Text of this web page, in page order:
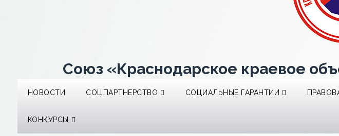
Союз «Краснодарское краевое
НОВОСТИ СОЦПАРТНЕРСТВО СОЦИАЛЬНЫЕ ГАРАНТИИ
КОНКУРСЫ